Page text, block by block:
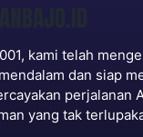
kami telah
dan siap
perjalanan
yang tak